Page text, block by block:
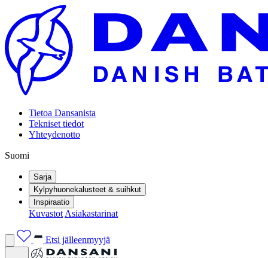
Tietoa Dansanista
Tekniset tiedot
Yhteydenotto
Suomi
Sarja
Kylpyhuonekalusteet & suihkut
Inspiraatio
Kuvastot Asiakastarinat
Etsi jälleenmyyjä